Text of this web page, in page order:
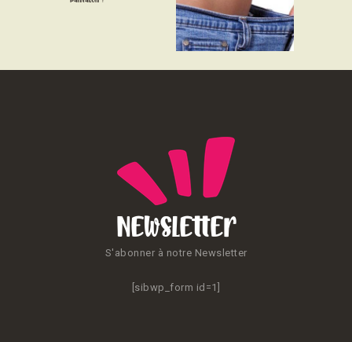
CONTACT
Newsletter
S'abonner à notre Newsletter
[sibwp_form id=1]